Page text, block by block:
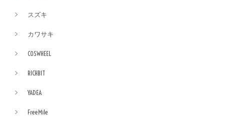
スズキ
カワサキ
COSWHEEL
RICHBIT
YADEA
FreeMile